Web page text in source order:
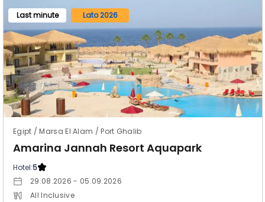
Last minute Lato 2026
Egipt / Marsa El Alam / Port Ghalib
Amarina Jannah Resort Aquapark
Hotel:5
29.08.2026 - 05.09.2026
All Inclusive